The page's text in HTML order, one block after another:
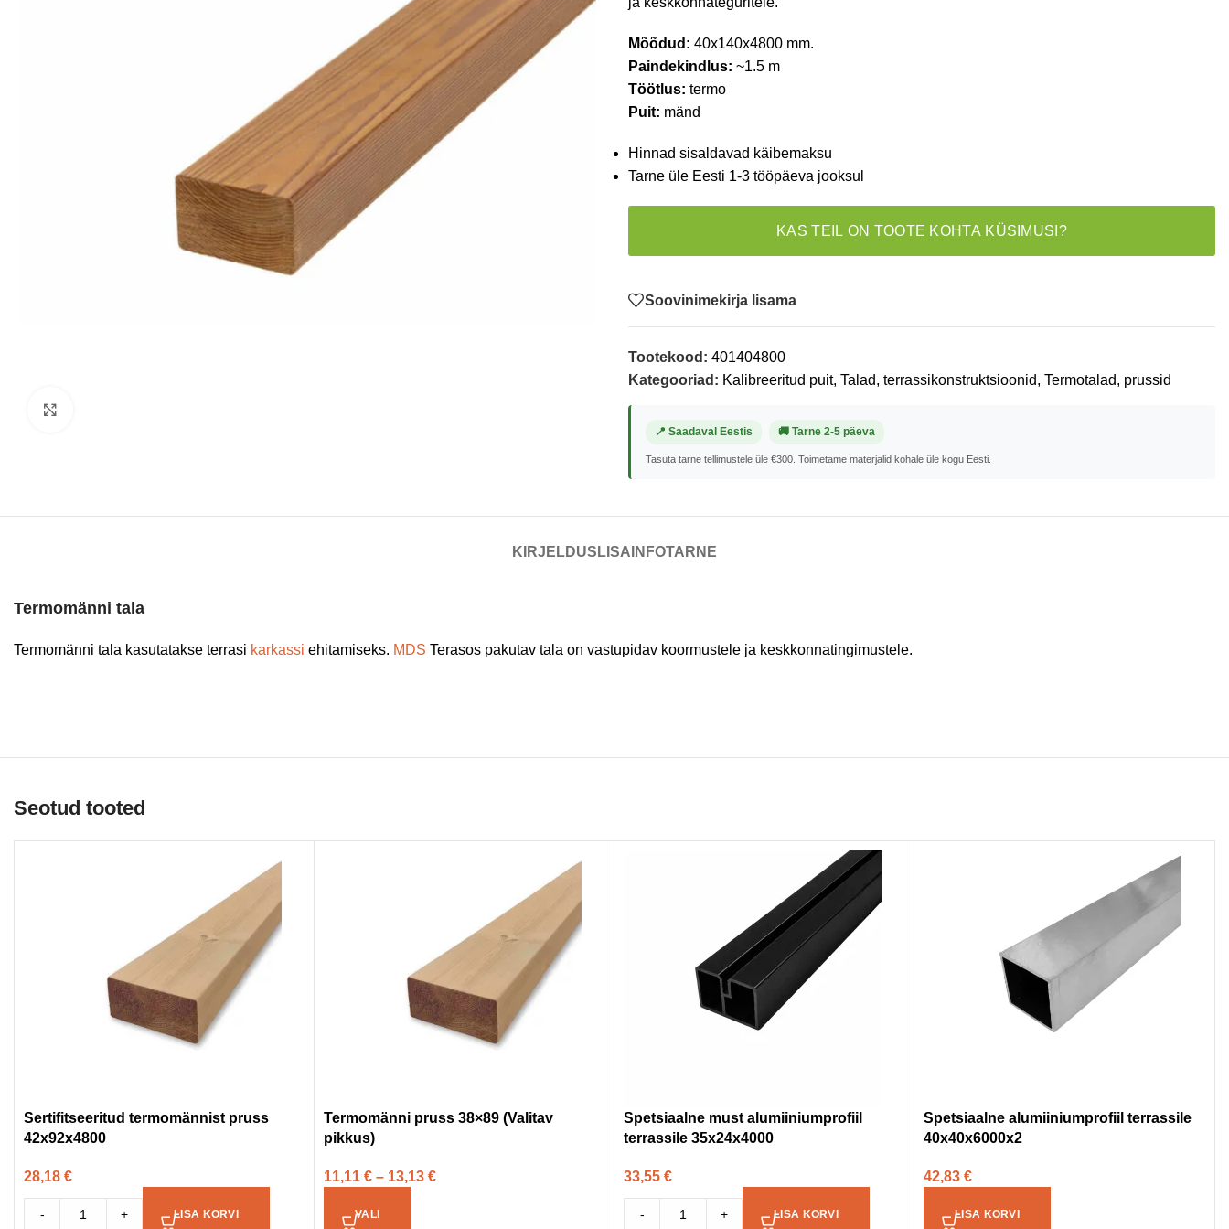
Mõõdud: 40x140x4800 mm.
Paindekindlus: ~1.5 m
Töötlus: termo
Puit: mänd
Hinnad sisaldavad käibemaksu
Tarne üle Eesti 1-3 tööpäeva jooksul
KAS TEIL ON TOOTE KOHTA KÜSIMUSI?
Soovinimekirja lisama
Tootekood: 401404800
Kategooriad: Kalibreeritud puit, Talad, terrassikonstruktsioonid, Termotalad, prussid
📍 Saadaval Eestis 🚚 Tarne 2-5 päeva
Tasuta tarne tellimustele üle €300. Toimetame materjalid kohale üle kogu Eesti.
KIRJELDUS LISAINFOTARNE
Termomänni tala
Termomänni tala kasutatakse terrasi karkassi ehitamiseks. MDS Terasos pakutav tala on vastupidav koormustele ja keskkonnatingimustele.
Seotud tooted
Sertifitseeritud termomännist pruss
42x92x4800
28,18 €
- + LISA KORVI
Termomänni pruss 38×89 (Valitav
pikkus)
11,11 € – 13,13 €
VALI
Spetsiaalne must alumiiniumprofiil
terrassile 35x24x4000
33,55 €
- + LISA KORVI
Spetsiaalne alumiiniumprofiil terrassile
40x40x6000x2
42,83 €
LISA KORVI